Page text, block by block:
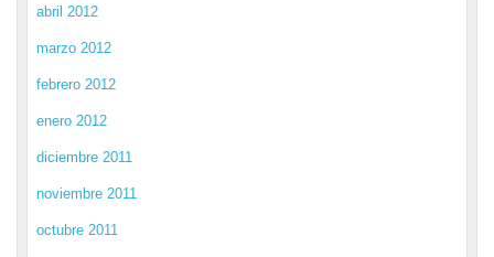
abril 2012
marzo 2012
febrero 2012
enero 2012
diciembre 2011
noviembre 2011
octubre 2011